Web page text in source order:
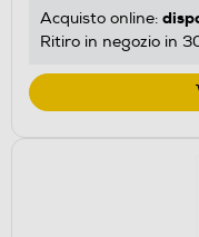
Acquisto online:
Ritiro in negozio in